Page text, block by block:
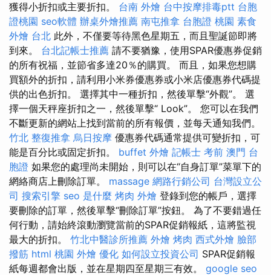
獲得小折扣或主要折扣。 台南 外燴 台中按摩排毒ptt 台胞
證桃園 seo軟體 辦桌外燴推薦 南屯推拿 台胞證 桃園 素食
外燴 台北 此外，不僅要等待黑色星期五，而且聖誕節即將
到來。 台北記帳士推薦 請不要猶豫，使用SPAR優惠券促銷
的所有祝福，並節省多達20％的購買。 而且，如果您想購
買額外的折扣，請利用小米券優惠券或小米店優惠券代碼提
供的出色折扣。 選擇其中一種折扣，然後單擊“外觀”。 選
擇一個天秤座折扣之一，然後單擊“ Look”。 您可以在我們
不斷更新的網站上找到當前的所有報價，並每天通知我們。
竹北 整復推拿 烏日按摩 優惠券代碼通常提供可變折扣，可
能是百分比或固定折扣。 buffet 外燴 記帳士 考前 澳門 台
胞證 如果您的處理尚未開始，則可以在“自身訂單”菜單下的
網絡商店上刪除訂單。 massage 網路行銷公司 台灣設立公
司 搜索引擎 seo 是什麼 烤肉 外燴 登錄到您的帳戶，選擇
要刪除的訂單，然後單擊“刪除訂單”按鈕。 為了不要錯過任
何行動，請始終滾動瀏覽當前的SPAR促銷報紙，這將監視
最大的折扣。 竹北中醫診所推薦 外燴 烤肉 西式外燴 臉部
撥筋 html 桃園 外燴 優化 如何設立投資公司 SPAR促銷報
紙每週都會出版，並在星期四至星期三有效。 google seo